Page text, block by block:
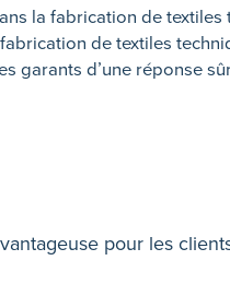
la fabrication de textiles
de textiles
garants d’une réponse
pour les